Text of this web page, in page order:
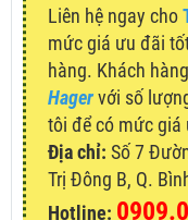
Liên hệ ngay cho
mức giá ưu đãi
hàng. Khách
Hagervới số
tôi để có mức giá
Địa chỉ: Số 7
Trị Đông B, Q.
Hotline: